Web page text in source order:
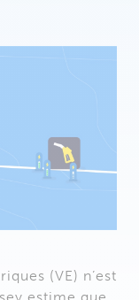
(VE) n’est